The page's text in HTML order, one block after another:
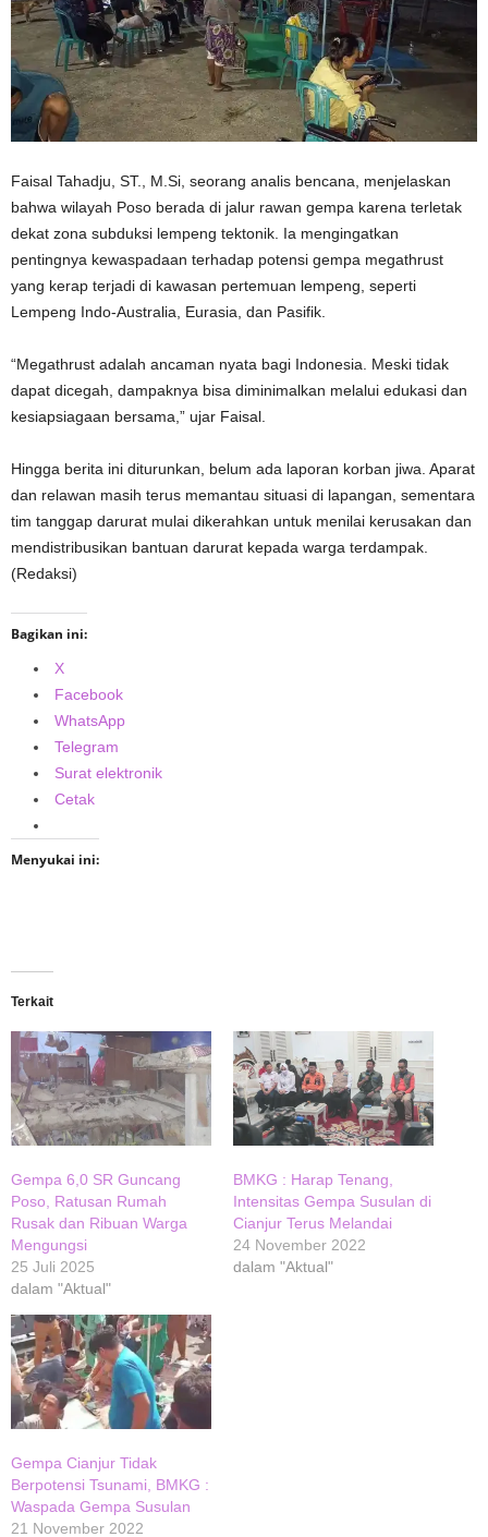
Faisal Tahadju, ST., M.Si, seorang analis bencana, menjelaskan
bahwa wilayah Poso berada di jalur rawan gempa karena terletak
dekat zona subduksi lempeng tektonik. Ia mengingatkan
pentingnya kewaspadaan terhadap potensi gempa megathrust
yang kerap terjadi di kawasan pertemuan lempeng, seperti
Lempeng Indo-Australia, Eurasia, dan Pasifik.
“Megathrust adalah ancaman nyata bagi Indonesia. Meski tidak
dapat dicegah, dampaknya bisa diminimalkan melalui edukasi dan
kesiapsiagaan bersama,” ujar Faisal.
Hingga berita ini diturunkan, belum ada laporan korban jiwa. Aparat
dan relawan masih terus memantau situasi di lapangan, sementara
tim tanggap darurat mulai dikerahkan untuk menilai kerusakan dan
mendistribusikan bantuan darurat kepada warga terdampak.
(Redaksi)
Bagikan ini:
X
Facebook
WhatsApp
Telegram
Surat elektronik
Cetak
Menyukai ini:
Terkait
Gempa 6,0 SR Guncang
Poso, Ratusan Rumah
Rusak dan Ribuan Warga
Mengungsi
25 Juli 2025
dalam "Aktual"
BMKG : Harap Tenang,
Intensitas Gempa Susulan di
Cianjur Terus Melandai
24 November 2022
dalam "Aktual"
Gempa Cianjur Tidak
Berpotensi Tsunami, BMKG :
Waspada Gempa Susulan
21 November 2022